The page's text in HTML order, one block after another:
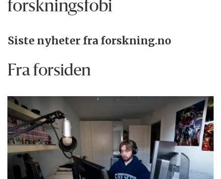
forskningsfobi
Siste nyheter fra forskning.no
Fra forsiden